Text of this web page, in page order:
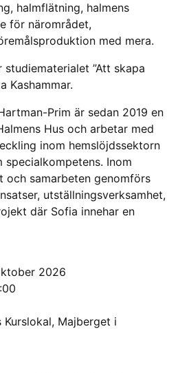
halmflätning, halmens
för närområdet,
med mera.
”Att skapa
Kashammar.
Prim är sedan 2019 en
Hus och arbetar med
inom hemslöjdssektorn
specialkompetens. Inom
och samarbeten genomförs
utställningsverksamhet,
där Sofia innehar en
2026
Kurslokal, Majberget i